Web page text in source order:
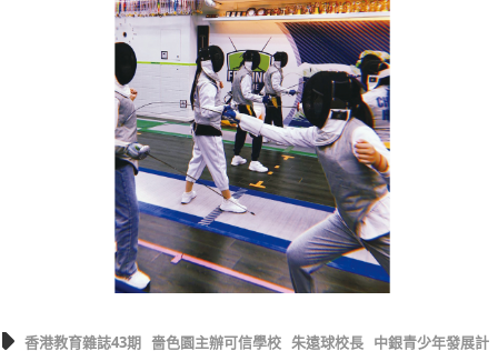
香港教育雜誌43期 嗇色園主辦可信學校 朱遠球校長 中銀青少年發展計